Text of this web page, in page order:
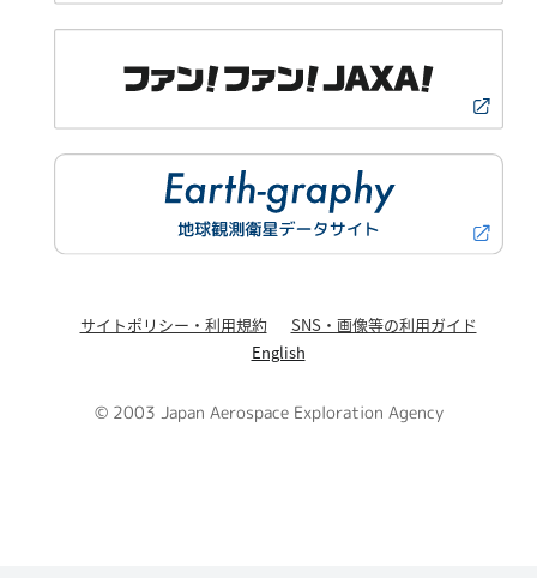
サイトポリシー・利用規約
SNS・画像等の利用ガイド
English
© 2003 Japan Aerospace Exploration Agency